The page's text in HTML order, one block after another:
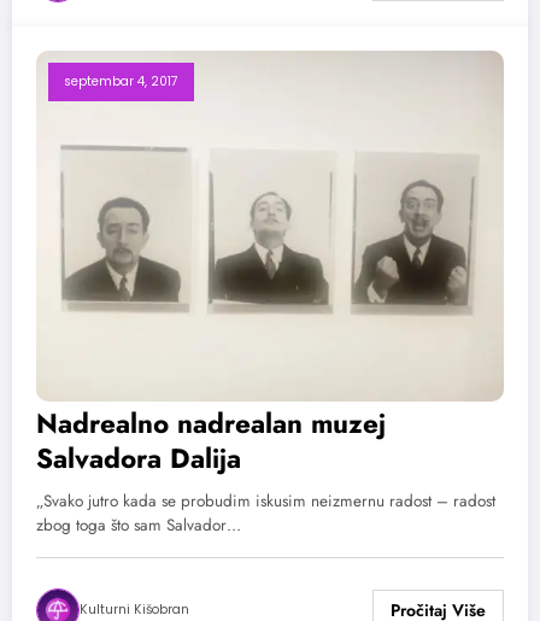
septembar 4, 2017
Nadrealno nadrealan muzej
Salvadora Dalija
„Svako jutro kada se probudim iskusim neizmernu radost – radost
zbog toga što sam Salvador…
Kulturni Kišobran